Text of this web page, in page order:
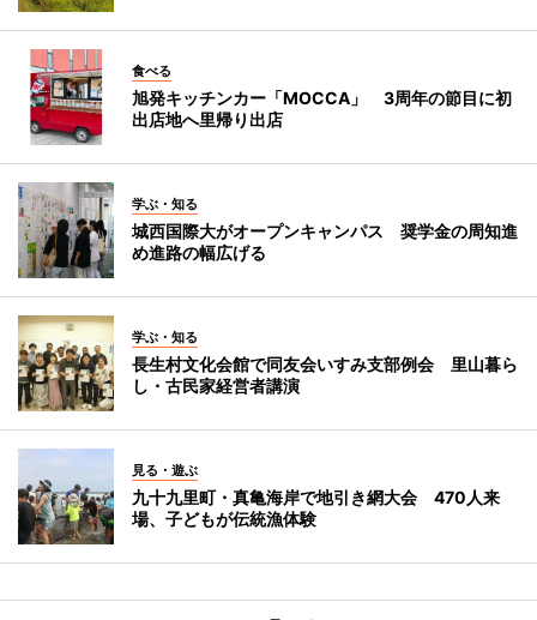
食べる
旭発キッチンカー「MOCCA」 3周年の節目に初
出店地へ里帰り出店
学ぶ・知る
城西国際大がオープンキャンパス 奨学金の周知進
め進路の幅広げる
学ぶ・知る
長生村文化会館で同友会いすみ支部例会 里山暮ら
し・古民家経営者講演
見る・遊ぶ
九十九里町・真亀海岸で地引き網大会 470人来
場、子どもが伝統漁体験